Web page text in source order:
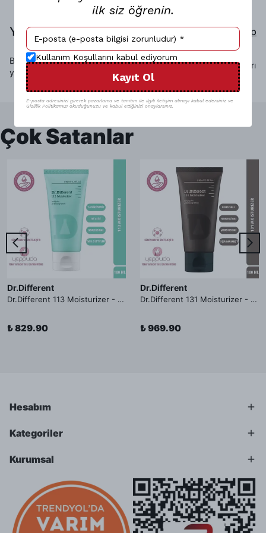
Yorumlar Yorum Yap
Bu ürün için henüz yorum
yapılmamış.
Sadece görsel olan yorumları
göster
Çok Satanlar
Dr.Different
Dr.Different 113 Moisturizer - Yağlı ve Hassas Cilt Tipleri İçin Yağ Asidi İçerikli Nemlendirici Krem
₺ 829.90
Dr.Different
Dr.Different 131 Moisturizer - Yaşlanma ve Kırışıklık Karşıtı Kolesterol İçerikli Nemlendirici Krem
₺ 969.90
Hesabım
Kategoriler
Kurumsal
ilk siz öğrenin.
Kullanım Koşullarını kabul ediyorum
Kayıt Ol
E-posta adresinizi girerek pazarlama ve tanıtım ile ilgili iletişim almayı kabul edersiniz ve
Gizlilik Politikamızı okuduğunuzu ve kabul ettiğinizi onaylarsınız.